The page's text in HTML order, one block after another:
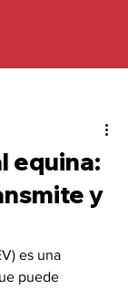
equina:
y
es una
puede